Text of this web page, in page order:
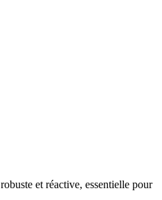
robuste et réactive, essentielle pour